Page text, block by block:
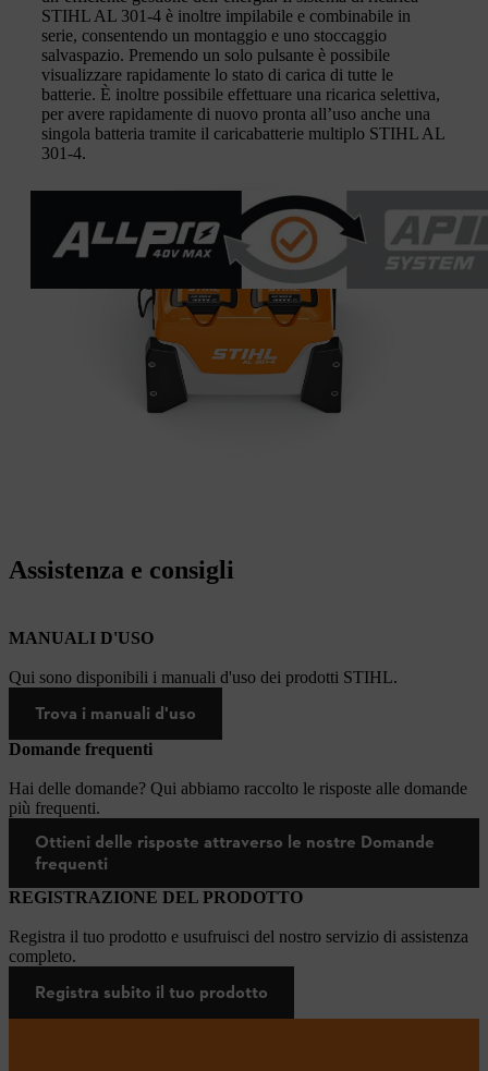
STIHL AL 301-4 è inoltre impilabile e combinabile in
serie, consentendo un montaggio e uno stoccaggio
salvaspazio. Premendo un solo pulsante è possibile
visualizzare rapidamente lo stato di carica di tutte le
batterie. È inoltre possibile effettuare una ricarica selettiva,
per avere rapidamente di nuovo pronta all’uso anche una
singola batteria tramite il caricabatterie multiplo STIHL AL
301-4.
Assistenza e consigli
MANUALI D'USO
Qui sono disponibili i manuali d'uso dei prodotti STIHL.
Trova i manuali d'uso
Domande frequenti
Hai delle domande? Qui abbiamo raccolto le risposte alle domande
più frequenti.
Ottieni delle risposte attraverso le nostre Domande
frequenti
REGISTRAZIONE DEL PRODOTTO
Registra il tuo prodotto e usufruisci del nostro servizio di assistenza
completo.
Registra subito il tuo prodotto